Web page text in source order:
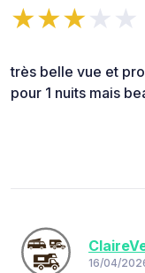
très belle vue et
pour 1 nuits mais
16/04/